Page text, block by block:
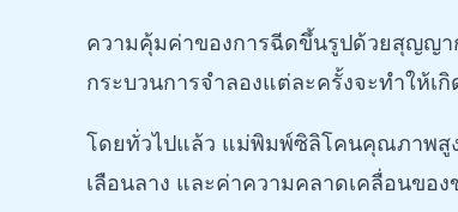
ความคุ้มค่าของการฉีดขึ้นรูปด้วยสุญญา
กระบวนการจำลองแต่ละครั้งจะทำให้
โดยทั่วไปแล้ว แม่พิมพ์ซิลิโคนคุณภาพสู
เลือนลาง และค่าความคลาดเคลื่อนขอ